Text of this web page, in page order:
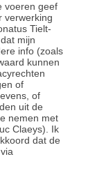
voeren geef
verwerking
Tielt-
mijn
info (zoals
kunnen
of
of
uit de
nemen met
Claeys). Ik
dat de